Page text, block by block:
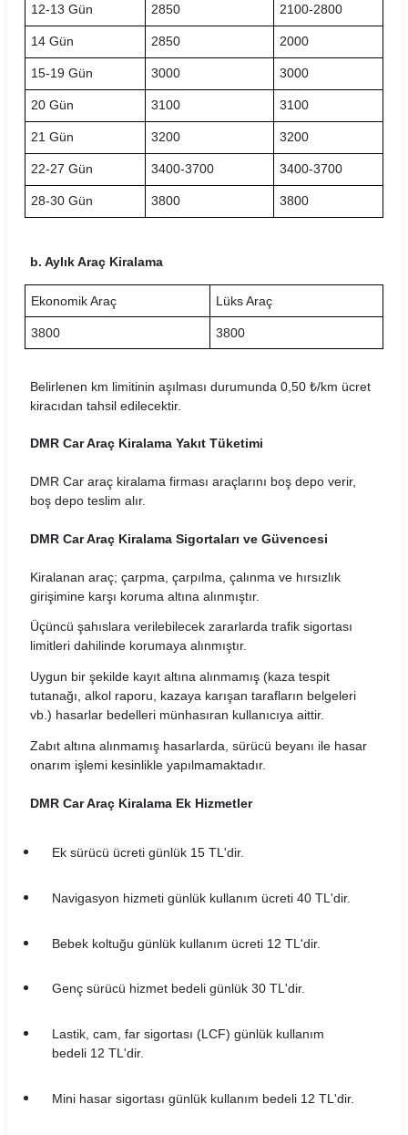
Mobilup Araç Kiralama Koşulları
Multicar Araç Kiralama Koşulları
Natura Araç Kiralama Koşulları
Nissa Araç Kiralama Koşulları
Novacar Araç Kiralama Koşulları
Oğuz Araç Kiralama Koşulları
Otoseç Araç Kiralama Koşulları
OtoTur Araç Kiralama Koşulları
Pusula Araç Kiralama Koşulları
Rent Trendy Araç Kiralama Koşulları
Sixt Araç Kiralama Koşulları
The Leon Araç Kiralama Koşulları
Torlak Araç Kiralama Koşulları
Turento Araç Kiralama Koşulları
Turmobil Araç Kiralama Koşulları
Windy Araç Kiralama Koşulları
Wowcar Araç Kiralama Koşulları
12-13 Gün 2850 2100-2800
14 Gün 2850 2000
15-19 Gün 3000 3000
20 Gün 3100 3100
21 Gün 3200 3200
22-27 Gün 3400-3700 3400-3700
28-30 Gün 3800 3800
b. Aylık Araç Kiralama
Ekonomik Araç Lüks Araç
3800 3800
Belirlenen km limitinin aşılması durumunda 0,50 ₺/km ücret
kiracıdan tahsil edilecektir.
DMR Car Araç Kiralama Yakıt Tüketimi
DMR Car araç kiralama firması araçlarını boş depo verir,
boş depo teslim alır.
DMR Car Araç Kiralama Sigortaları ve Güvencesi
Kiralanan araç; çarpma, çarpılma, çalınma ve hırsızlık
girişimine karşı koruma altına alınmıştır.
Üçüncü şahıslara verilebilecek zararlarda trafik sigortası
limitleri dahilinde korumaya alınmıştır.
Uygun bir şekilde kayıt altına alınmamış (kaza tespit
tutanağı, alkol raporu, kazaya karışan tarafların belgeleri
vb.) hasarlar bedelleri münhasıran kullanıcıya aittir.
Zabıt altına alınmamış hasarlarda, sürücü beyanı ile hasar
onarım işlemi kesinlikle yapılmamaktadır.
DMR Car Araç Kiralama Ek Hizmetler
Ek sürücü ücreti günlük 15 TL'dir.
Navigasyon hizmeti günlük kullanım ücreti 40 TL'dir.
Bebek koltuğu günlük kullanım ücreti 12 TL'dir.
Genç sürücü hizmet bedeli günlük 30 TL'dir.
Lastik, cam, far sigortası (LCF) günlük kullanım
bedeli 12 TL'dir.
Mini hasar sigortası günlük kullanım bedeli 12 TL'dir.